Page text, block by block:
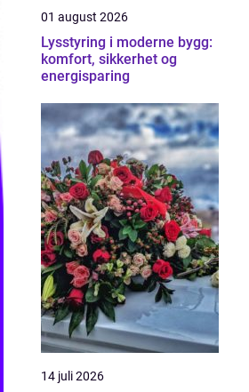
01 august 2026
Lysstyring i moderne bygg:
komfort, sikkerhet og
energisparing
14 juli 2026